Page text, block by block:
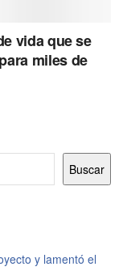
vida que se
miles de
Buscar
y lamentó el